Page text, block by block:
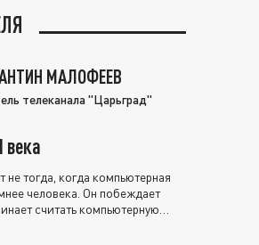
МАЛОФЕЕВ
телеканала "Царьград"
века
тогда, когда компьютерная
человека. Он побеждает
считать компьютерную